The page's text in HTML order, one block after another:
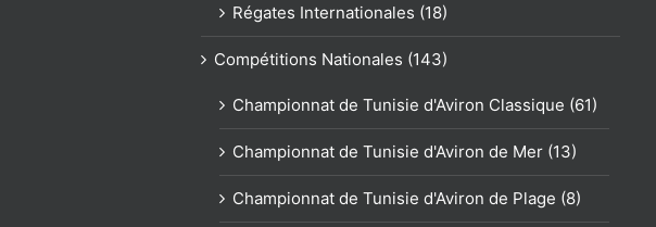
Régates Internationales (18)
Compétitions Nationales (143)
Championnat de Tunisie d'Aviron Classique (61)
Championnat de Tunisie d'Aviron de Mer (13)
Championnat de Tunisie d'Aviron de Plage (8)